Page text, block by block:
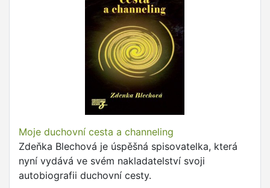
Moje duchovní cesta a channeling
Zdeňka Blechová je úspěšná spisovatelka, která
nyní vydává ve svém nakladatelství svoji
autobiografii duchovní cesty.